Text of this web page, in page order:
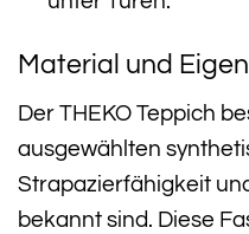
Material und
Der THEKO Teppich
ausgewählten
Strapazierfähigkeit
bekannt sind. Diese